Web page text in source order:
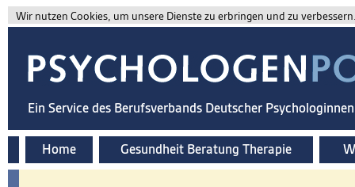
Wir nutzen Cookies, um unsere Dienste zu erbringen und zu
Ein Service des Berufsverbands Deutscher
Home Gesundheit Beratung Therapie